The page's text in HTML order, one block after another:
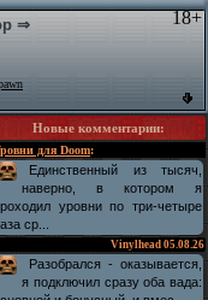
18+
⇒
Новые комментарии:
для Doom:
Единственный из тысяч,
наверно, в котором я
уровни по три-четыре
ср...
Vinylhead 05.08.26
Разобрался - оказывается,
я подключил сразу оба вада: